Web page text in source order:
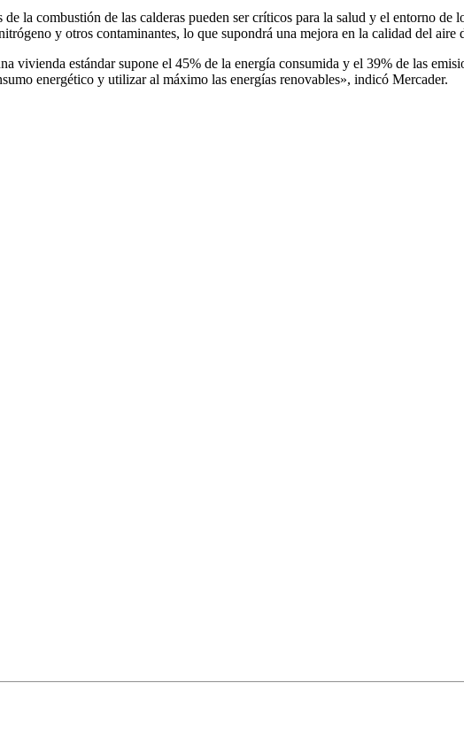
la combustión de las calderas pueden ser críticos para la salud y el entorno
y otros contaminantes, lo que supondrá una mejora en la calidad del aire
vivienda estándar supone el 45% de la energía consumida y el 39% de las
energético y utilizar al máximo las energías renovables», indicó Mercader.